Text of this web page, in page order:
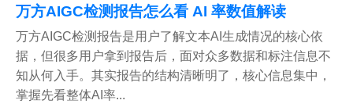
万方AIGC检测报告怎么看 AI 率数值解读
万方AIGC检测报告是用户了解文本AI生成情况的核心依
据，但很多用户拿到报告后，面对众多数据和标注信息不
知从何入手。其实报告的结构清晰明了，核心信息集中，
掌握先看整体AI率...